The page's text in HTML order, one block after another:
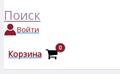
Поиск
Войти
Корзина